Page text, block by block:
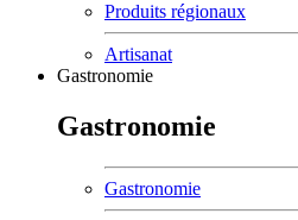
Produits régionaux
Artisanat
Gastronomie
Gastronomie
Gastronomie